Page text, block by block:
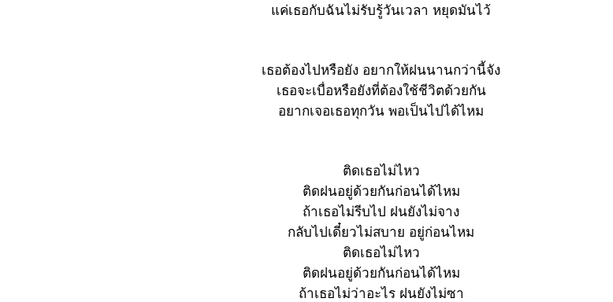
แค่เธอกับฉันไม่รับรู้วันเวลา หยุดมันไว้
เธอต้องไปหรือยัง อยากให้ฝนนานกว่านี้จัง
เธอจะเบื่อหรือยังที่ต้องใช้ชีวิตด้วยกัน
อยากเจอเธอทุกวัน พอเป็นไปได้ไหม
ติดเธอไม่ไหว
ติดฝนอยู่ด้วยกันก่อนได้ไหม
ถ้าเธอไม่รีบไป ฝนยังไม่จาง
กลับไปเดี๋ยวไม่สบาย อยู่ก่อนไหม
ติดเธอไม่ไหว
ติดฝนอยู่ด้วยกันก่อนได้ไหม
ถ้าเธอไม่ว่าอะไร ฝนยังไม่ซา